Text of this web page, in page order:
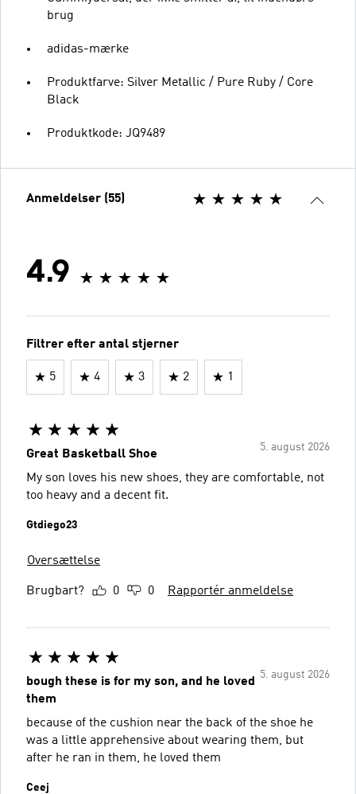
brug
adidas-mærke
Produktfarve: Silver Metallic / Pure Ruby / Core
Black
Produktkode: JQ9489
Anmeldelser (55)
4.9
Filtrer efter antal stjerner
5 4 3 2 1
5. august 2026
Great Basketball Shoe
My son loves his new shoes, they are comfortable, not
too heavy and a decent fit.
Gtdiego23
Oversættelse
Brugbart? 0 0 Rapportér anmeldelse
5. august 2026
bough these is for my son, and he loved
them
because of the cushion near the back of the shoe he
was a little apprehensive about wearing them, but
after he ran in them, he loved them
Ceej